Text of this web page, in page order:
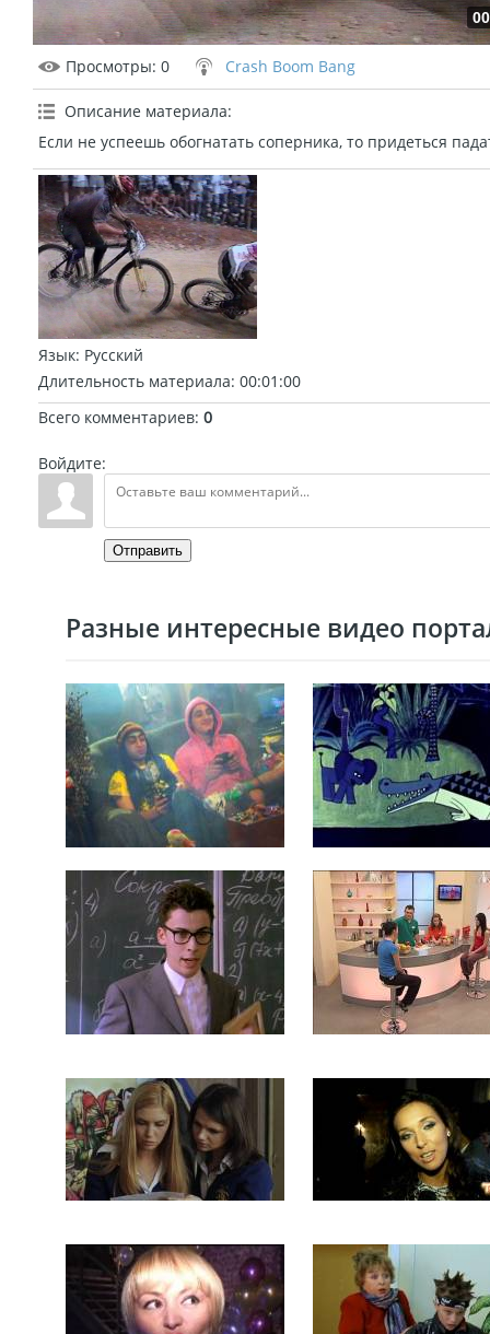
Просмотры: 0 Crash Boom Bang
Описание материала:
Если не успеешь обогнатать соперника, то придеться
Язык: Русский
Длительность материала: 00:01:00
Всего комментариев: 0
Войдите:
Отправить
Разные интересные видео